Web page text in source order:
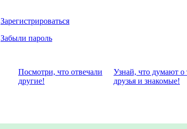
Зарегистрироваться
Забыли пароль
Посмотри, что отвeчали
другие!
Узнай, что думают о
друзья и знакомые!